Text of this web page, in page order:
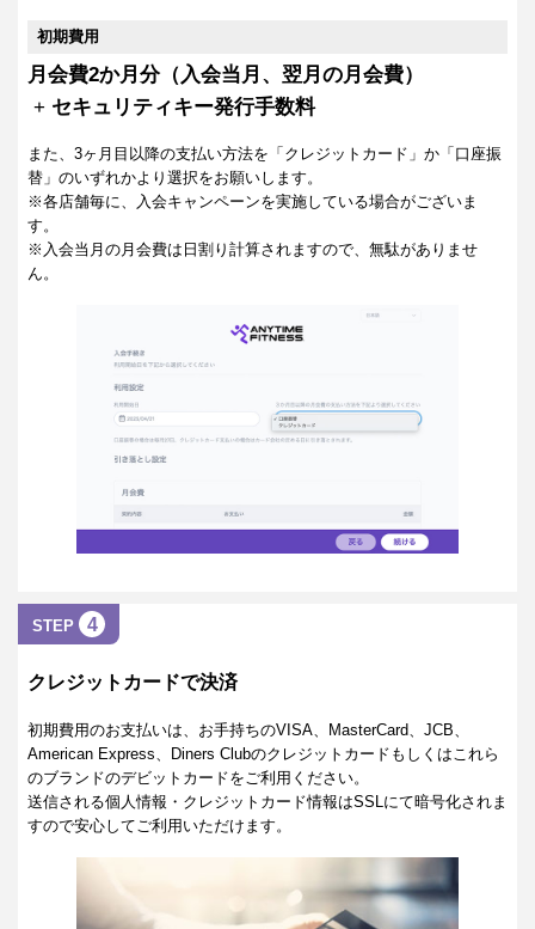
初期費用
月会費2か月分（入会当月、翌月の月会費）
+ セキュリティキー発行手数料
また、3ヶ月目以降の支払い方法を「クレジットカード」か「口座振
替」のいずれかより選択をお願いします。
※各店舗毎に、入会キャンペーンを実施している場合がございま
す。
※入会当月の月会費は日割り計算されますので、無駄がありませ
ん。
STEP 4
クレジットカードで決済
初期費用のお支払いは、お手持ちのVISA、MasterCard、JCB、
American Express、Diners Clubのクレジットカードもしくはこれら
のブランドのデビットカードをご利用ください。
送信される個人情報・クレジットカード情報はSSLにて暗号化されま
すので安心してご利用いただけます。